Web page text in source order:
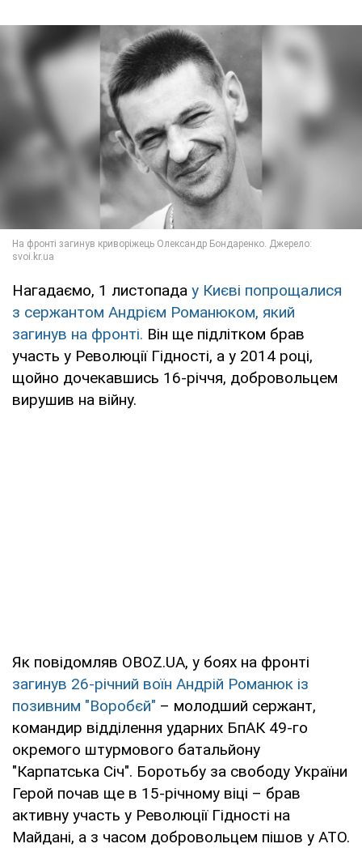
Нагадаємо, 1 листопада у Києві попрощалися
з сержантом Андрієм Романюком, який
загинув на фронті. Він ще підлітком брав
участь у Революції Гідності, а у 2014 році,
щойно дочекавшись 16-річчя, добровольцем
вирушив на війну.
Як повідомляв OBOZ.UA, у боях на фронті
загинув 26-річний воїн Андрій Романюк із
позивним "Воробєй" – молодший сержант,
командир відділення ударних БпАК 49-го
окремого штурмового батальйону
"Карпатська Січ". Боротьбу за свободу України
Герой почав ще в 15-річному віці – брав
активну участь у Революції Гідності на
Майдані, а з часом добровольцем пішов у АТО.